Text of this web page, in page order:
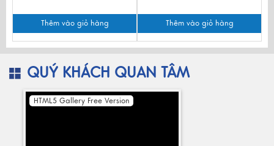
Thêm vào giỏ hàng Thêm vào giỏ hàng
QUÝ KHÁCH QUAN TÂM
HTML5 Gallery Free Version